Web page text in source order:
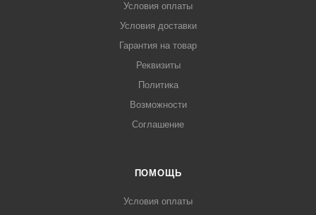
Условия оплаты
Условия доставки
Гарантия на товар
Реквизиты
Политика
Возможности
Соглашение
ПОМОЩЬ
Условия оплаты